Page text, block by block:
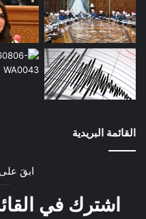
القائمة البريدية
ابقَ
اشترك في